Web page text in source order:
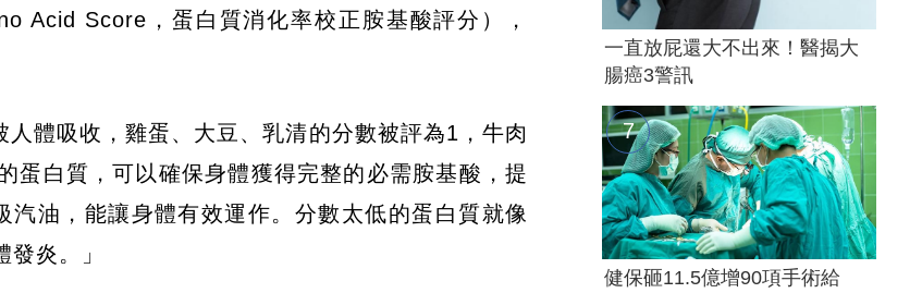
Acid Score，蛋白質消化率校正胺基酸評分），
體吸收，雞蛋、大豆、乳清的分數被評為1，牛肉
蛋白質，可以確保身體獲得完整的必需胺基酸，提
油，能讓身體有效運作。分數太低的蛋白質就像
炎。」
一直放屁還大不出來！醫揭大
腸癌3警訊
健保砸11.5億增90項手術給